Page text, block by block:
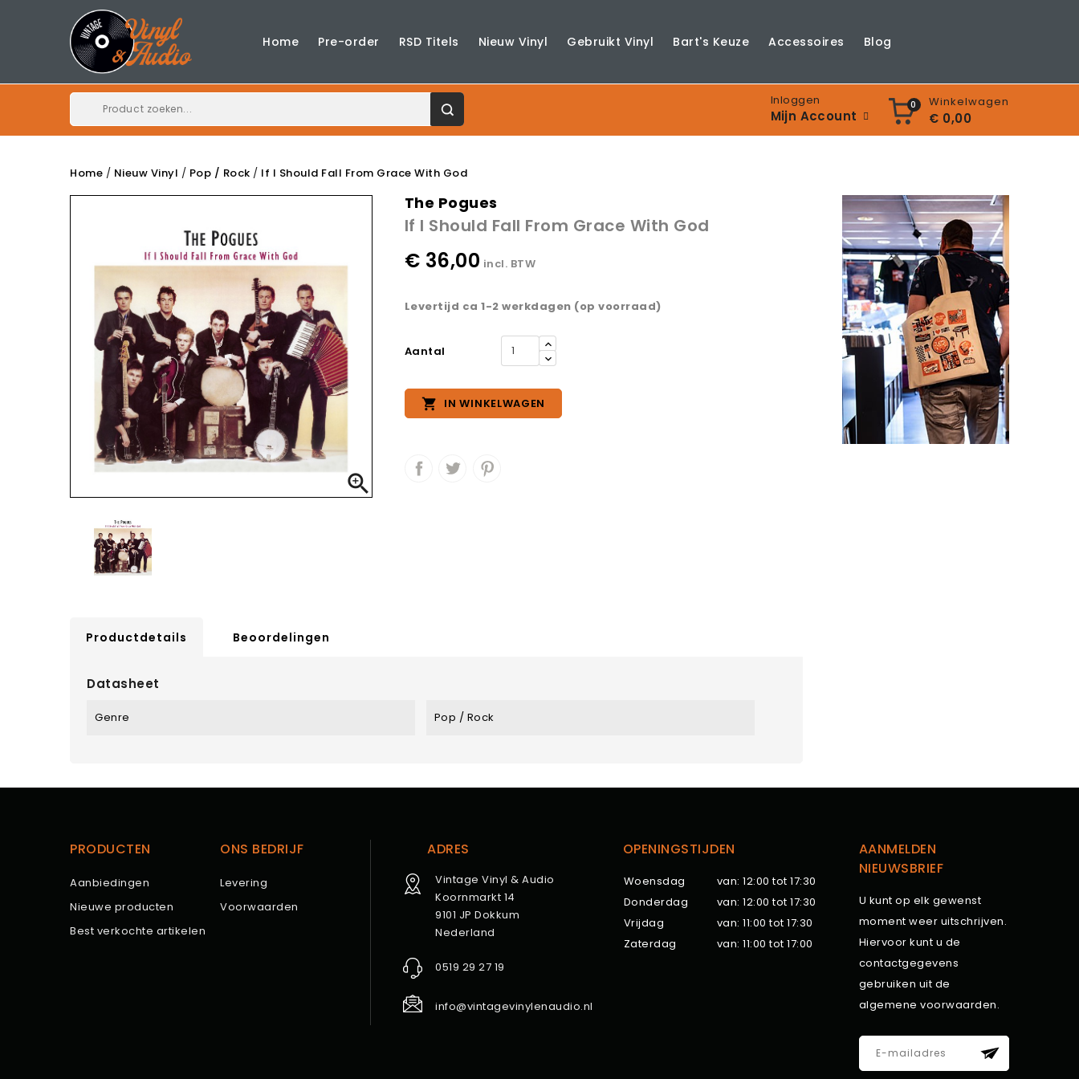
Home Pre-order RSD Titels Nieuw Vinyl Gebruikt Vinyl Bart's Keuze Accessoires Blog
0 Winkelwagen
€ 0,00
Inloggen
Mijn Account
Home Nieuw Vinyl Pop / Rock If I Should Fall From Grace With God

The Pogues
If I Should Fall From Grace With God
€ 36,00 incl. BTW
Levertijd ca 1-2 werkdagen (op voorraad)
Aantal
 IN WINKELWAGEN
Productdetails Beoordelingen
Datasheet
Genre Pop / Rock
PRODUCTEN
Aanbiedingen
Nieuwe producten
Best verkochte artikelen
ONS BEDRIJF
Levering
Voorwaarden
ADRES
Vintage Vinyl & Audio
Koornmarkt 14
9101 JP Dokkum
Nederland
0519 29 27 19
info@vintagevinylenaudio.nl
OPENINGSTIJDEN
Woensdag
van: 12:00 tot 17:30
Donderdag
van: 12:00 tot 17:30
Vrijdag
van: 11:00 tot 17:30
Zaterdag
van: 11:00 tot 17:00
AANMELDEN
NIEUWSBRIEF
U kunt op elk gewenst
moment weer uitschrijven.
Hiervoor kunt u de
contactgegevens
gebruiken uit de
algemene voorwaarden.